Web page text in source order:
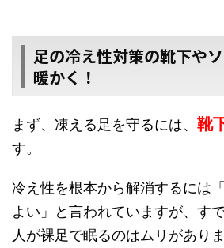
足の冷え性対策の靴下や
暖かく！
まず、凍える足を守るには、 靴
す。
冷え性を根本から解消するには
よい」と言われていますが、す
人が裸足で眠るのはムリがありま